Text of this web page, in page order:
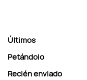
Últimos
Petándolo
Recién enviado